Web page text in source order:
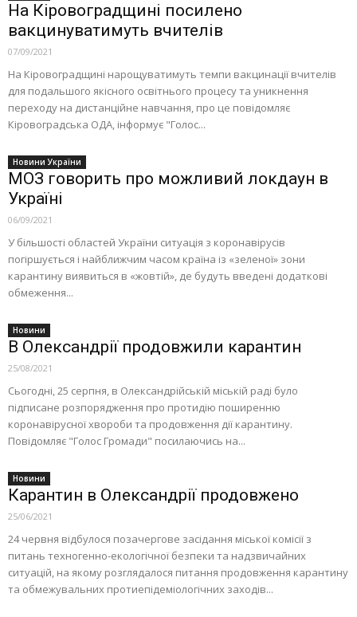
На Кіровоградщині посилено
вакцинуватимуть вчителів
07/09/2021
На Кіровоградщині нарощуватимуть темпи вакцинації вчителів
для подальшого якісного освітнього процесу та уникнення
переходу на дистанційне навчання, про це повідомляє
Кіровоградська ОДА, інформує "Голос...
Новини України
МОЗ говорить про можливий локдаун в
Україні
06/09/2021
У більшості областей України ситуація з коронавірусів
погіршується і найближчим часом країна із «зеленої» зони
карантину виявиться в «жовтій», де будуть введені додаткові
обмеження...
Новини
В Олександрії продовжили карантин
25/08/2021
Сьогодні, 25 серпня, в Олександрійській міській раді було
підписане розпорядження про протидію поширенню
коронавірусної хвороби та продовження дії карантину.
Повідомляє "Голос Громади" посилаючись на...
Новини
Карантин в Олександрії продовжено
25/06/2021
24 червня відбулося позачергове засідання міської комісії з
питань техногенно-екологічної безпеки та надзвичайних
ситуацій, на якому розглядалося питання продовження карантину
та обмежувальних протиепідеміологічних заходів...